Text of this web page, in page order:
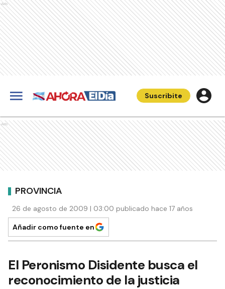
Ads
Suscribite
Ads
PROVINCIA
26 de agosto de 2009 | 03:00 publicado hace 17 años
Añadir como fuente en
El Peronismo Disidente busca el
reconocimiento de la justicia